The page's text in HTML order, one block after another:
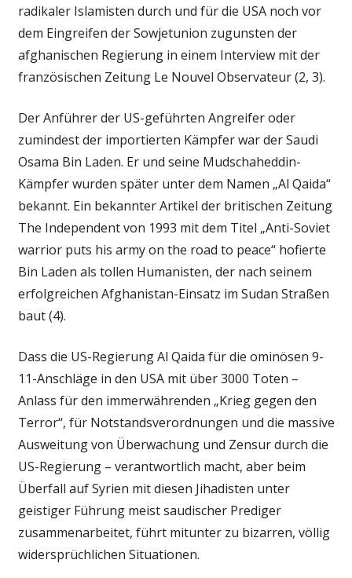
radikaler Islamisten durch und für die USA noch vor
dem Eingreifen der Sowjetunion zugunsten der
afghanischen Regierung in einem Interview mit der
französischen Zeitung Le Nouvel Observateur (2, 3).
Der Anführer der US-geführten Angreifer oder
zumindest der importierten Kämpfer war der Saudi
Osama Bin Laden. Er und seine Mudschaheddin-
Kämpfer wurden später unter dem Namen „Al Qaida“
bekannt. Ein bekannter Artikel der britischen Zeitung
The Independent von 1993 mit dem Titel „Anti-Soviet
warrior puts his army on the road to peace“ hofierte
Bin Laden als tollen Humanisten, der nach seinem
erfolgreichen Afghanistan-Einsatz im Sudan Straßen
baut (4).
Dass die US-Regierung Al Qaida für die ominösen 9-
11-Anschläge in den USA mit über 3000 Toten –
Anlass für den immerwährenden „Krieg gegen den
Terror“, für Notstandsverordnungen und die massive
Ausweitung von Überwachung und Zensur durch die
US-Regierung – verantwortlich macht, aber beim
Überfall auf Syrien mit diesen Jihadisten unter
geistiger Führung meist saudischer Prediger
zusammenarbeitet, führt mitunter zu bizarren, völlig
widersprüchlichen Situationen.